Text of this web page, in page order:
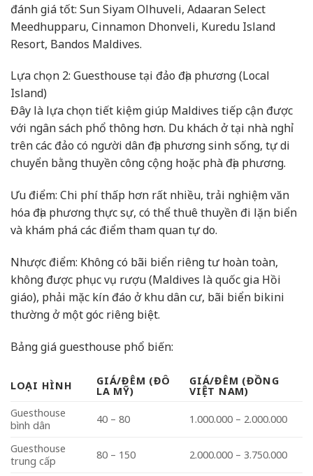
đánh giá tốt: Sun Siyam Olhuveli, Adaaran Select
Meedhupparu, Cinnamon Dhonveli, Kuredu Island
Resort, Bandos Maldives.
Lựa chọn 2: Guesthouse tại đảo địa phương (Local
Island)
Đây là lựa chọn tiết kiệm giúp Maldives tiếp cận được
với ngân sách phổ thông hơn. Du khách ở tại nhà nghỉ
trên các đảo có người dân địa phương sinh sống, tự di
chuyển bằng thuyền công cộng hoặc phà địa phương.
Ưu điểm: Chi phí thấp hơn rất nhiều, trải nghiệm văn
hóa địa phương thực sự, có thể thuê thuyền đi lặn biển
và khám phá các điểm tham quan tự do.
Nhược điểm: Không có bãi biển riêng tư hoàn toàn,
không được phục vụ rượu (Maldives là quốc gia Hồi
giáo), phải mặc kín đáo ở khu dân cư, bãi biển bikini
thường ở một góc riêng biệt.
Bảng giá guesthouse phổ biến:
LOẠI HÌNH GIÁ/ĐÊM (ĐÔ
LA MỸ)
GIÁ/ĐÊM (ĐỒNG
VIỆT NAM)
Guesthouse
bình dân
40 – 80 1.000.000 – 2.000.000
Guesthouse
trung cấp
80 – 150 2.000.000 – 3.750.000